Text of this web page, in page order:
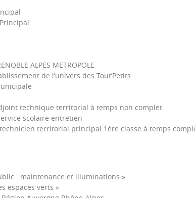
ALPES METROPOLE
de l’univers des Tout’Petits
technique territorial à temps non complet
scolaire entretien
territorial principal 1ère classe à temps
: maintenance et illuminations »
espaces verts »